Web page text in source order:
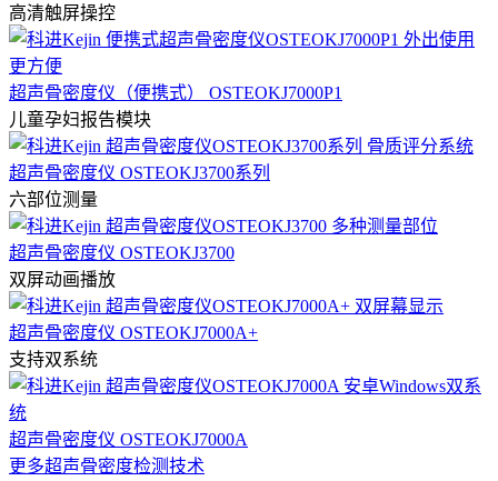
高清触屏操控
超声骨密度仪（便携式） OSTEOKJ7000P1
儿童孕妇报告模块
超声骨密度仪 OSTEOKJ3700系列
六部位测量
超声骨密度仪 OSTEOKJ3700
双屏动画播放
超声骨密度仪 OSTEOKJ7000A+
支持双系统
超声骨密度仪 OSTEOKJ7000A
更多超声骨密度检测技术